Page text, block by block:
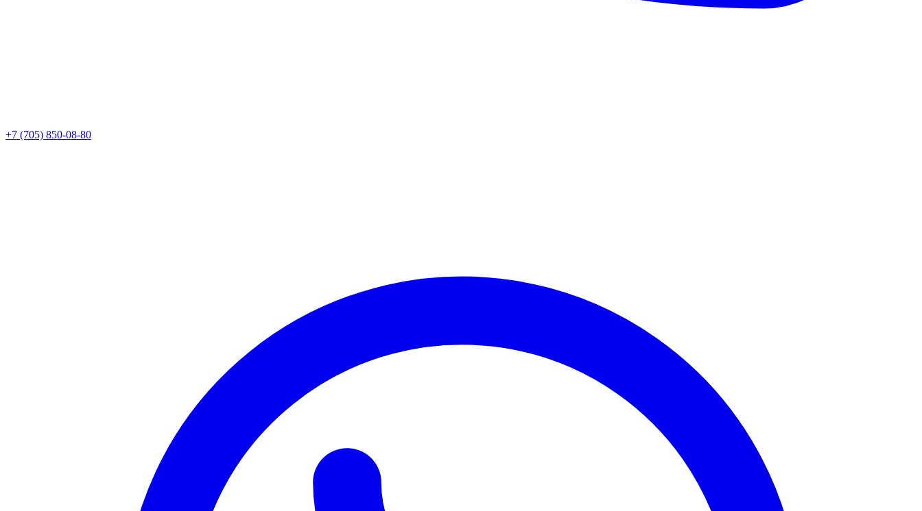
+7 (705) 850-08-80